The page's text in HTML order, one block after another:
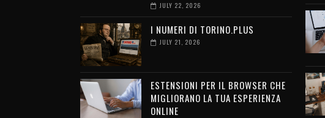
JULY 22, 2026
I NUMERI DI TORINO.PLUS
JULY 21, 2026
ESTENSIONI PER IL BROWSER CHE
MIGLIORANO LA TUA ESPERIENZA
ONLINE